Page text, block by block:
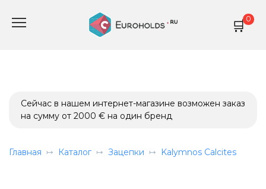
0
Сейчас в нашем интернет-магазине возможен заказ
на сумму от 2000 € на один бренд
Главная Каталог Зацепки Kalymnos Calcites